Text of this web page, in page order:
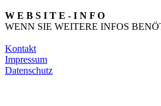
W E B S I T E - I N F O
WENN SIE WEITERE INFOS
Kontakt
Impressum
Datenschutz